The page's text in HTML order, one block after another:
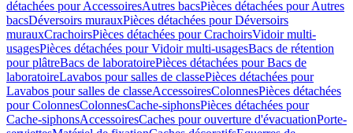
détachées pour AccessoiresAutres bacsPièces détachées pour Autres
bacsDéversoirs murauxPièces détachées pour Déversoirs
murauxCrachoirsPièces détachées pour CrachoirsVidoir multi-
usagesPièces détachées pour Vidoir multi-usagesBacs de rétention
pour plâtreBacs de laboratoirePièces détachées pour Bacs de
laboratoireLavabos pour salles de classePièces détachées pour
Lavabos pour salles de classeAccessoiresColonnesPièces détachées
pour ColonnesColonnesCache-siphonsPièces détachées pour
Cache-siphonsAccessoiresCaches pour ouverture d'évacuationPorte-